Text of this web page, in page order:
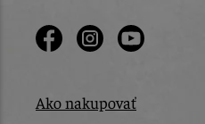
Ako nakupovať